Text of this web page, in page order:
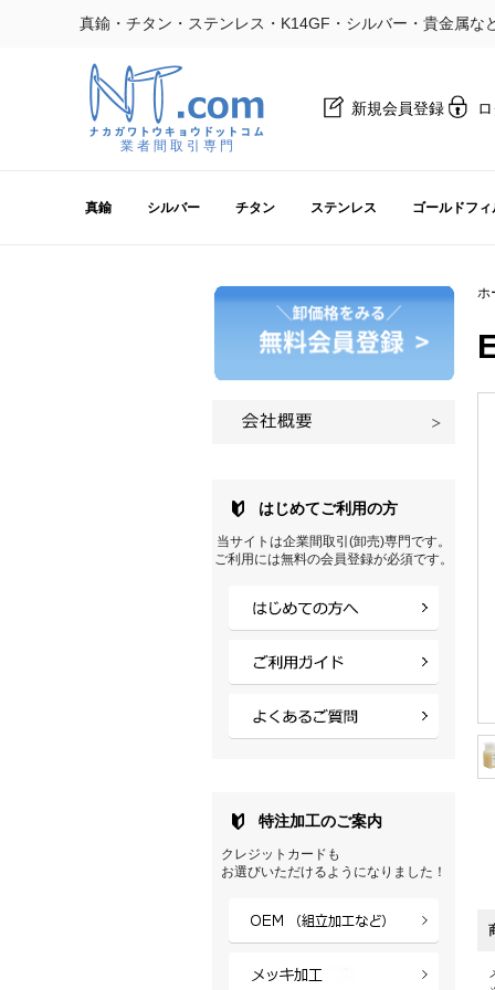
真鍮・チタン・ステンレス・K14GF・シルバー・貴金属
業 者 間 取 引 専 門
新規会員登録
真鍮 シルバー チタン ステンレス ゴールドフィ
ホ
※
はじめてご利用の方
当サイトは企業間取引(卸売)専門です。
ご利用には無料の会員登録が必須です。
特注加工のご案内
クレジットカードも
お選びいただけるようになりました！